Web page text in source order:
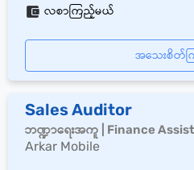
လစာကြည့်မယ်
အသေးစိတ်
Sales Auditor
ဘဏ္ဍာရေးအကူ | Finance
Arkar Mobile